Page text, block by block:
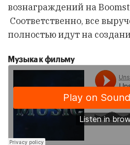
вознаграждений на
Соответственно, все
полностью идут на
Музыка к фильму